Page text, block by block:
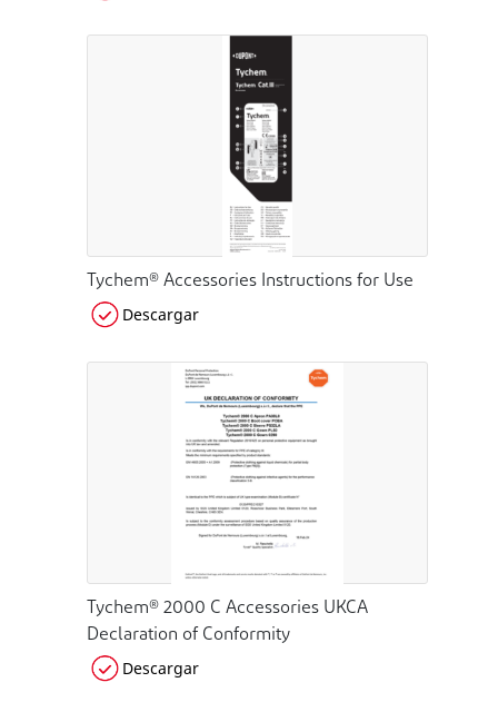
Tychem® Accessories Instructions for Use
Descargar
Tychem® 2000 C Accessories UKCA
Declaration of Conformity
Descargar